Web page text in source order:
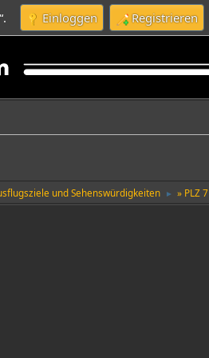
“. Einloggen Registrieren
und Sehenswürdigkeiten ► » PLZ 7